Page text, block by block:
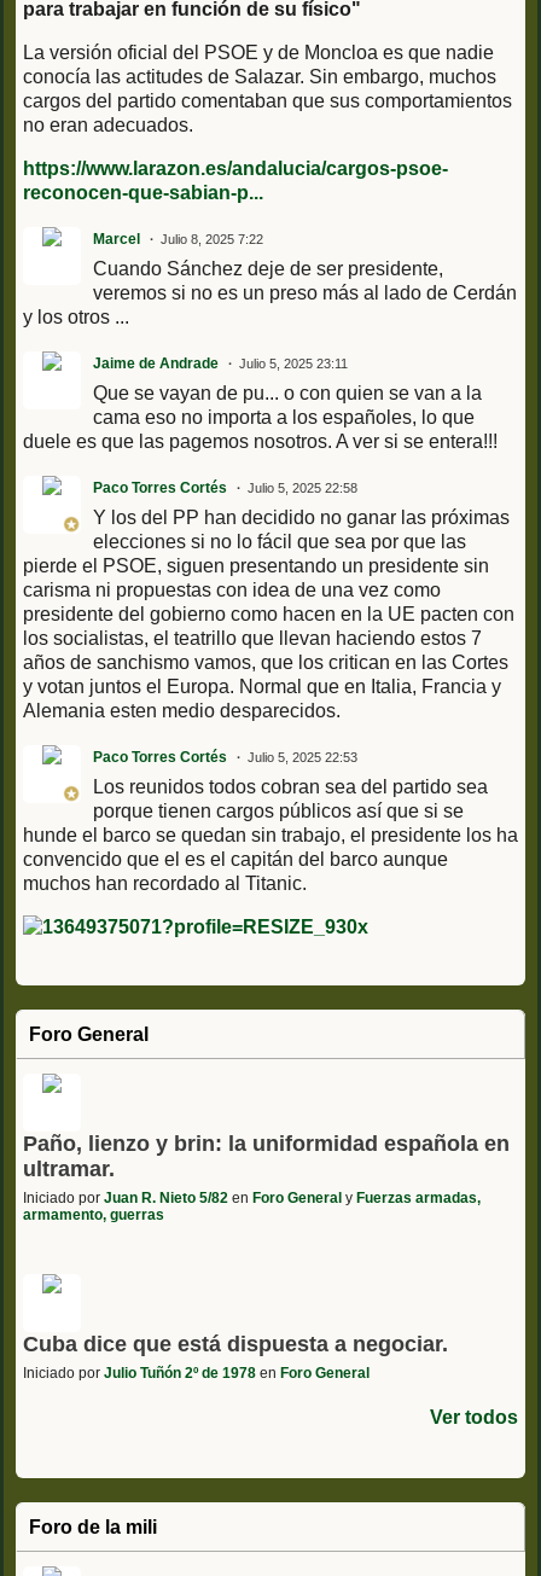
para trabajar en función de su físico"
La versión oficial del PSOE y de Moncloa es que nadie
conocía las actitudes de Salazar. Sin embargo, muchos
cargos del partido comentaban que sus comportamientos
no eran adecuados.
https://www.larazon.es/andalucia/cargos-psoe-
reconocen-que-sabian-p...
Marcel Julio 8, 2025 7:22
Cuando Sánchez deje de ser presidente,
veremos si no es un preso más al lado de Cerdán
y los otros ...
Jaime de Andrade Julio 5, 2025 23:11
Que se vayan de pu... o con quien se van a la
cama eso no importa a los españoles, lo que
duele es que las pagemos nosotros. A ver si se entera!!!
Paco Torres Cortés Julio 5, 2025 22:58
Y los del PP han decidido no ganar las próximas
elecciones si no lo fácil que sea por que las
pierde el PSOE, siguen presentando un presidente sin
carisma ni propuestas con idea de una vez como
presidente del gobierno como hacen en la UE pacten con
los socialistas, el teatrillo que llevan haciendo estos 7
años de sanchismo vamos, que los critican en las Cortes
y votan juntos el Europa. Normal que en Italia, Francia y
Alemania esten medio desparecidos.
Paco Torres Cortés Julio 5, 2025 22:53
Los reunidos todos cobran sea del partido sea
porque tienen cargos públicos así que si se
hunde el barco se quedan sin trabajo, el presidente los ha
convencido que el es el capitán del barco aunque
muchos han recordado al Titanic.
Foro General
Paño, lienzo y brin: la uniformidad española en
ultramar.
Iniciado por Juan R. Nieto 5/82 en Foro General y Fuerzas armadas,
armamento, guerras
Cuba dice que está dispuesta a negociar.
Iniciado por Julio Tuñón 2º de 1978 en Foro General
Ver todos
Foro de la mili